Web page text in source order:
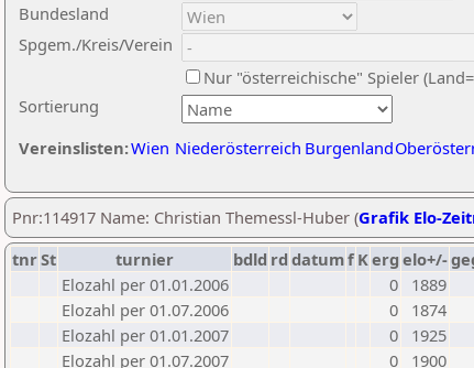
Sortierung
Bundesland
Spgem./Kreis/Verein
Nur "österreichische" Spieler
Vereinslisten:Wien Niederösterreich Burgenland
Pnr:114917 Name: Christian Themessl-Huber (Grafik Elo-
tnrSt turnier bdld rd datumf Kerg elo+/-
Elozahl per 01.01.2006
0
1889
Elozahl per 01.07.2006
0
1874
Elozahl per 01.01.2007
0
1925
Elozahl per 01.07.2007
0
1900